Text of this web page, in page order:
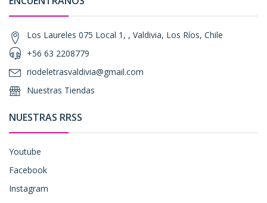
Los Laureles 075 Local 1, , Valdivia, Los Ríos, Chile
+56 63 2208779
riodeletrasvaldivia@gmail.com
Nuestras Tiendas
NUESTRAS RRSS
Youtube
Facebook
Instagram